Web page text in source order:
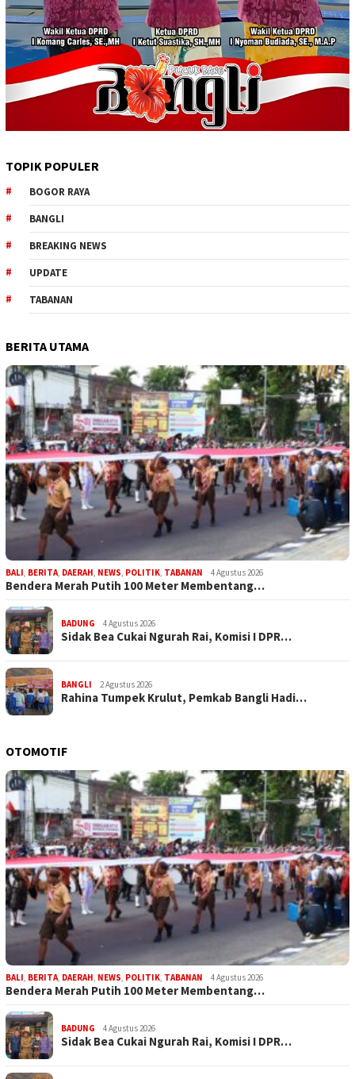
TOPIK POPULER
BOGOR RAYA
BANGLI
BREAKING NEWS
UPDATE
TABANAN
BERITA UTAMA
BALI BERITA DAERAH NEWS POLITIK TABANAN 4 Agustus 2026
Bendera Merah Putih 100 Meter Membentang…
BADUNG 4 Agustus 2026
Sidak Bea Cukai Ngurah Rai, Komisi I DPR…
BANGLI 2 Agustus 2026
Rahina Tumpek Krulut, Pemkab Bangli Hadi…
OTOMOTIF
BALI BERITA DAERAH NEWS POLITIK TABANAN 4 Agustus 2026
Bendera Merah Putih 100 Meter Membentang…
BADUNG 4 Agustus 2026
Sidak Bea Cukai Ngurah Rai, Komisi I DPR…